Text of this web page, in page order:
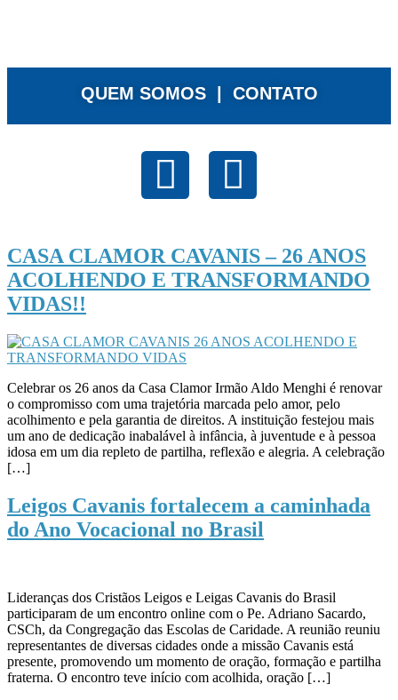
QUEM SOMOS | CONTATO
CASA CLAMOR CAVANIS – 26 ANOS
ACOLHENDO E TRANSFORMANDO
VIDAS!!
Celebrar os 26 anos da Casa Clamor Irmão Aldo Menghi é renovar
o compromisso com uma trajetória marcada pelo amor, pelo
acolhimento e pela garantia de direitos. A instituição festejou mais
um ano de dedicação inabalável à infância, à juventude e à pessoa
idosa em um dia repleto de partilha, reflexão e alegria. A celebração
[…]
Leigos Cavanis fortalecem a caminhada
do Ano Vocacional no Brasil
Lideranças dos Cristãos Leigos e Leigas Cavanis do Brasil
participaram de um encontro online com o Pe. Adriano Sacardo,
CSCh, da Congregação das Escolas de Caridade. A reunião reuniu
representantes de diversas cidades onde a missão Cavanis está
presente, promovendo um momento de oração, formação e partilha
fraterna. O encontro teve início com acolhida, oração […]